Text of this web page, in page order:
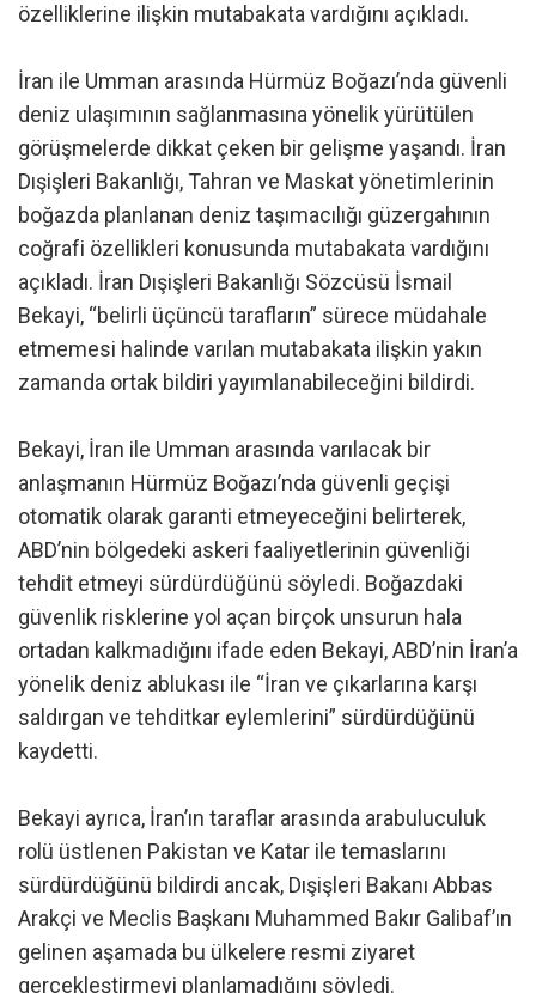
özelliklerine ilişkin mutabakata vardığını açıkladı.
İran ile Umman arasında Hürmüz Boğazı’nda güvenli
deniz ulaşımının sağlanmasına yönelik yürütülen
görüşmelerde dikkat çeken bir gelişme yaşandı. İran
Dışişleri Bakanlığı, Tahran ve Maskat yönetimlerinin
boğazda planlanan deniz taşımacılığı güzergahının
coğrafi özellikleri konusunda mutabakata vardığını
açıkladı. İran Dışişleri Bakanlığı Sözcüsü İsmail
Bekayi, “belirli üçüncü tarafların” sürece müdahale
etmemesi halinde varılan mutabakata ilişkin yakın
zamanda ortak bildiri yayımlanabileceğini bildirdi.
Bekayi, İran ile Umman arasında varılacak bir
anlaşmanın Hürmüz Boğazı’nda güvenli geçişi
otomatik olarak garanti etmeyeceğini belirterek,
ABD’nin bölgedeki askeri faaliyetlerinin güvenliği
tehdit etmeyi sürdürdüğünü söyledi. Boğazdaki
güvenlik risklerine yol açan birçok unsurun hala
ortadan kalkmadığını ifade eden Bekayi, ABD’nin İran’a
yönelik deniz ablukası ile “İran ve çıkarlarına karşı
saldırgan ve tehditkar eylemlerini” sürdürdüğünü
kaydetti.
Bekayi ayrıca, İran’ın taraflar arasında arabuluculuk
rolü üstlenen Pakistan ve Katar ile temaslarını
sürdürdüğünü bildirdi ancak, Dışişleri Bakanı Abbas
Arakçi ve Meclis Başkanı Muhammed Bakır Galibaf’ın
gelinen aşamada bu ülkelere resmi ziyaret
gerçekleştirmeyi planlamadığını söyledi.